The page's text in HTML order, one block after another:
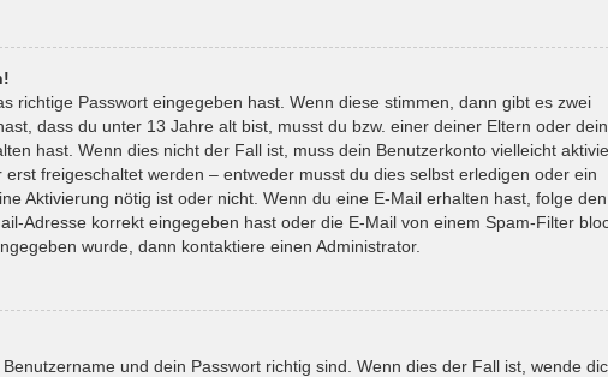
richtige Passwort eingegeben hast. Wenn diese stimmen, dann gibt es zwei
dass du unter 13 Jahre alt bist, musst du bzw. einer deiner Eltern oder
hast. Wenn dies nicht der Fall ist, muss dein Benutzerkonto vielleicht
freigeschaltet werden – entweder musst du dies selbst erledigen oder ein
Aktivierung nötig ist oder nicht. Wenn du eine E-Mail erhalten hast, folge
Adresse korrekt eingegeben hast oder die E-Mail von einem Spam-Filter
wurde, dann kontaktiere einen Administrator.
und dein Passwort richtig sind. Wenn dies der Fall ist, wende